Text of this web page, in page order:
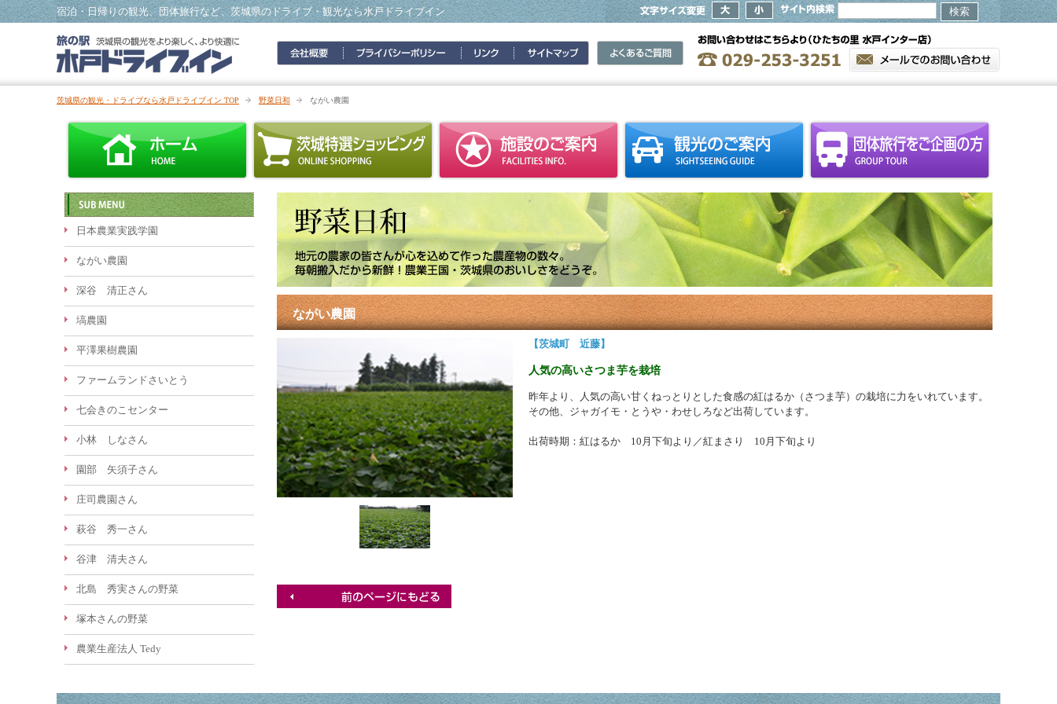
宿泊・日帰りの観光、団体旅行など、茨城県のドライブ・観光なら水戸ドライブイン
茨城県の観光・ドライブなら水戸ドライブイン TOP 野菜日和 ながい農園
日本農業実践学園
ながい農園
深谷 清正さん
塙農園
平澤果樹農園
ファームランドさいとう
七会きのこセンター
小林 しなさん
園部 矢須子さん
庄司農園さん
萩谷 秀一さん
谷津 清夫さん
北島 秀実さんの野菜
塚本さんの野菜
農業生産法人 Tedy
ながい農園
【茨城町 近藤】
人気の高いさつま芋を栽培
昨年より、人気の高い甘くねっとりとした食感の紅はるか（さつま芋）の栽培に力をいれています。
その他、ジャガイモ・とうや・わせしろなど出荷しています。
出荷時期：紅はるか 10月下旬より／紅まさり 10月下旬より